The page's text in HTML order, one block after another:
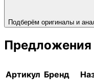
Подберём оригиналы и
Предложения
Артикул Бренд